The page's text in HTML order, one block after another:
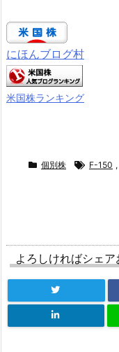
にほんブログ村
米国株ランキング
個別株 F-150 ,
よろしければシェ